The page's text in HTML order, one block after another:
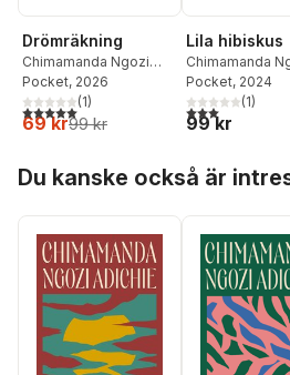
Drömräkning
Chimamanda Ngozi
Adichie
Pocket, 2026
5,0utav 5 stjärnor. Totalt antal röster:
(1)
69 kr99 kr
Lila hibiskus
Chimamanda
Adichie
Pocket, 2024
3,0utav 5(1)
99 kr
Du kanske också är